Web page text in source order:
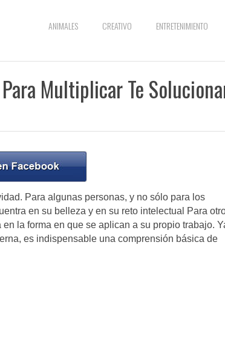
ANIMALES CREATIVO ENTRETENIMIENTO
Multiplicar Te
Para algunas personas, y no sólo para los
en su belleza y en su reto intelectual Para
la forma en que se aplican a su propio trabajo.
es indispensable una comprensión básica de